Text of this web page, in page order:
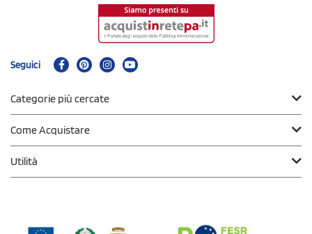
Seguici
Categorie più cercate
Come Acquistare
Utilità